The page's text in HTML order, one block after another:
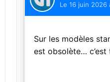
Le 16 juin 2026
Sur les modèles
est obsolète… c’est